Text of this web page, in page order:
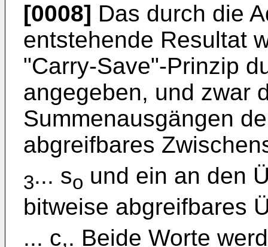
[0008] Das durch die
entstehende Resultat
"Carry-Save"-Prinzip
angegeben, und zwar
Summenausgängen
abgreifbares
3... so und ein an den
bitweise abgreifbares
... c,. Beide Worte